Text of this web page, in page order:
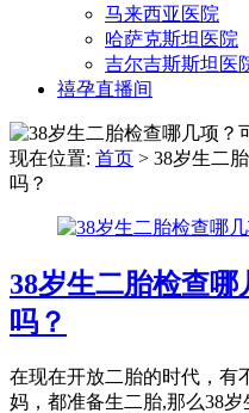
马来西亚医院
哈萨克斯坦医院
吉尔吉斯斯坦医
禧孕直播间
现在位置: 首页 > 38岁生二
吗？
38岁生二胎检查
吗？
在现在开放二胎的时代，有
妈，都准备生二胎,那么38